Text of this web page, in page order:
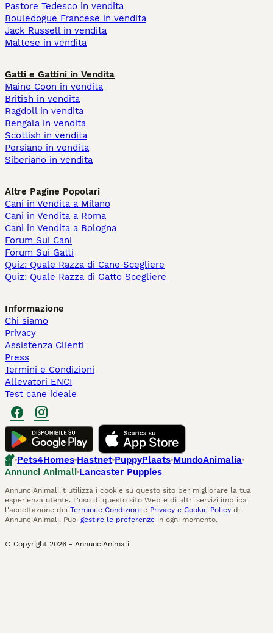
Pastore Tedesco in vendita
Bouledogue Francese in vendita
Jack Russell in vendita
Maltese in vendita
Gatti e Gattini in Vendita
Maine Coon in vendita
British in vendita
Ragdoll in vendita
Bengala in vendita
Scottish in vendita
Persiano in vendita
Siberiano in vendita
Altre Pagine Popolari
Cani in Vendita a Milano
Cani in Vendita a Roma
Cani in Vendita a Bologna
Forum Sui Cani
Forum Sui Gatti
Quiz: Quale Razza di Cane Scegliere
Quiz: Quale Razza di Gatto Scegliere
Informazione
Chi siamo
Privacy
Assistenza Clienti
Press
Termini e Condizioni
Allevatori ENCI
Test cane ideale
Pets4Homes Hastnet PuppyPlaats MundoAnimalia
Annunci Animali Lancaster Puppies
AnnunciAnimali.it utilizza i cookie su questo sito per migliorare la tua
esperienza utente. L'uso di questo sito Web e di altri servizi implica
l'accettazione dei Termini e Condizioni e Privacy e Cookie Policy di
AnnunciAnimali. Puoi gestire le preferenze in ogni momento.
© Copyright 2026 - AnnunciAnimali